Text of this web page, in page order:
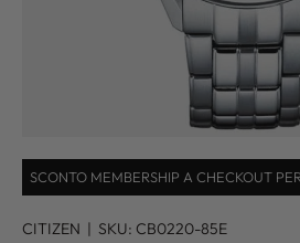
SCONTO MEMBERSHIP A CHECKOUT
CITIZEN | SKU: CB0220-85E